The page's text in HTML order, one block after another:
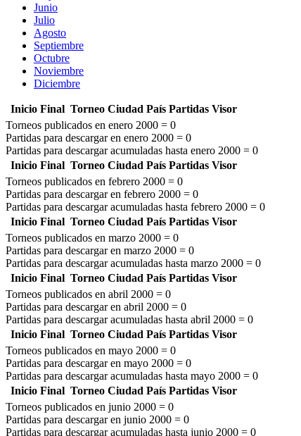
Junio
Julio
Agosto
Septiembre
Octubre
Noviembre
Diciembre
Inicio Final Torneo Ciudad País Partidas Visor
Torneos publicados en enero 2000 = 0
Partidas para descargar en enero 2000 = 0
Partidas para descargar acumuladas hasta enero 2000 = 0
Inicio Final Torneo Ciudad País Partidas Visor
Torneos publicados en febrero 2000 = 0
Partidas para descargar en febrero 2000 = 0
Partidas para descargar acumuladas hasta febrero 2000 = 0
Inicio Final Torneo Ciudad País Partidas Visor
Torneos publicados en marzo 2000 = 0
Partidas para descargar en marzo 2000 = 0
Partidas para descargar acumuladas hasta marzo 2000 = 0
Inicio Final Torneo Ciudad País Partidas Visor
Torneos publicados en abril 2000 = 0
Partidas para descargar en abril 2000 = 0
Partidas para descargar acumuladas hasta abril 2000 = 0
Inicio Final Torneo Ciudad País Partidas Visor
Torneos publicados en mayo 2000 = 0
Partidas para descargar en mayo 2000 = 0
Partidas para descargar acumuladas hasta mayo 2000 = 0
Inicio Final Torneo Ciudad País Partidas Visor
Torneos publicados en junio 2000 = 0
Partidas para descargar en junio 2000 = 0
Partidas para descargar acumuladas hasta junio 2000 = 0